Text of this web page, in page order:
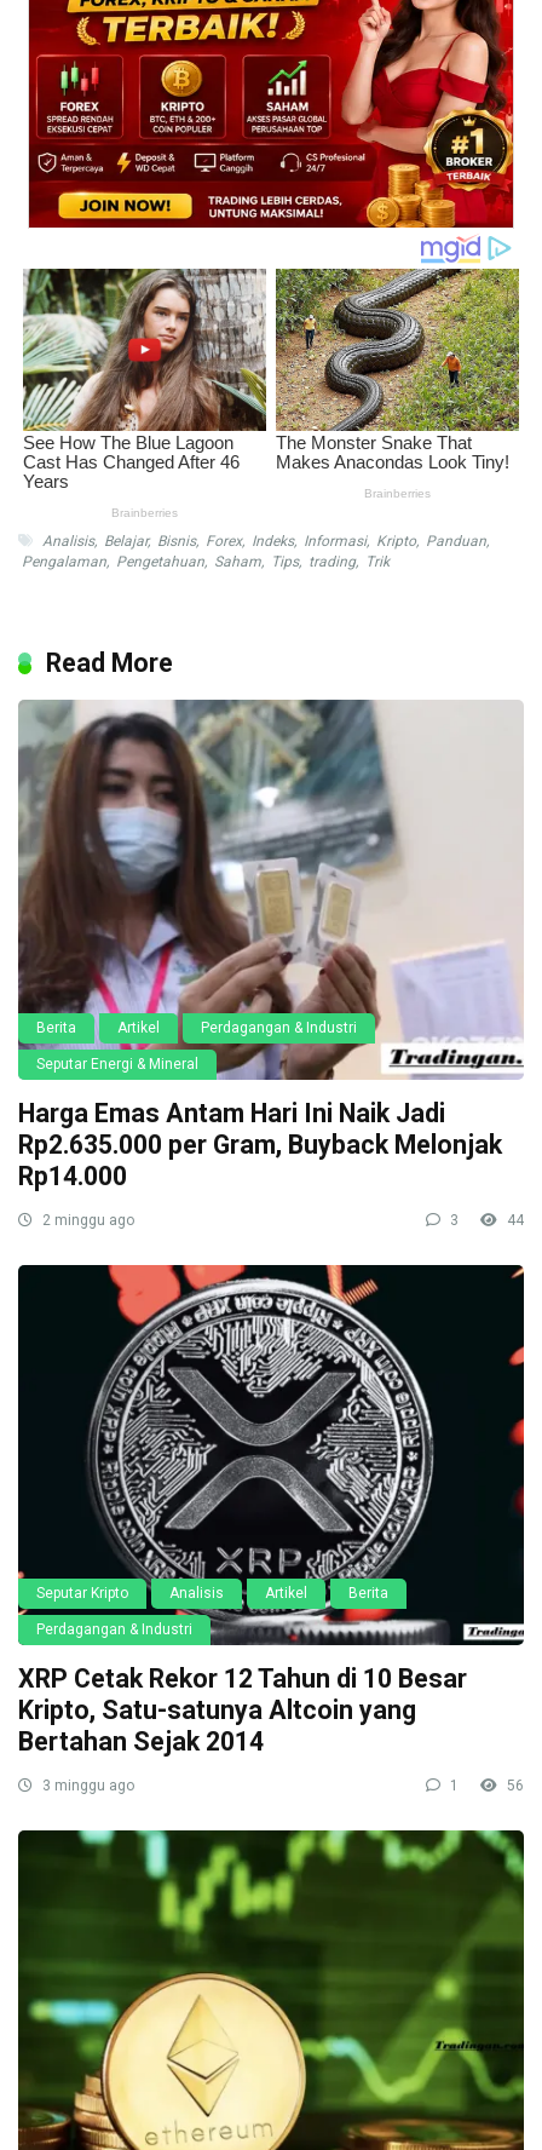
Analisis, Belajar, Bisnis, Forex, Indeks, Informasi, Kripto, Panduan,
Pengalaman, Pengetahuan, Saham, Tips, trading, Trik
Read More
Berita Artikel Perdagangan & Industri
Seputar Energi & Mineral
Harga Emas Antam Hari Ini Naik Jadi
Rp2.635.000 per Gram, Buyback Melonjak
Rp14.000
2 minggu ago 3 44
Seputar Kripto Analisis Artikel Berita
Perdagangan & Industri
XRP Cetak Rekor 12 Tahun di 10 Besar
Kripto, Satu-satunya Altcoin yang
Bertahan Sejak 2014
3 minggu ago 1 56